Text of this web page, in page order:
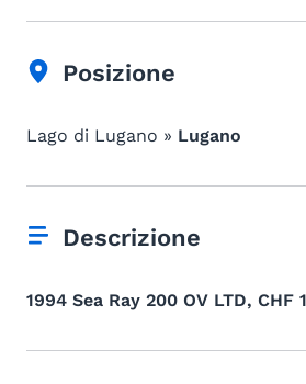
Posizione
Lago di Lugano » Lugano
Descrizione
1994 Sea Ray 200 OV LTD, CHF